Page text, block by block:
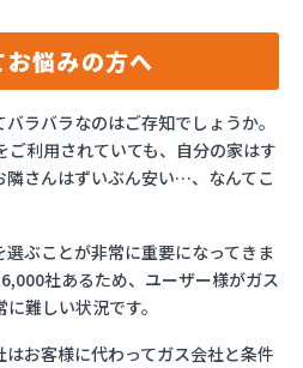
悩みの方へ
ラバラなのはご存知でしょうか。
利用されていても、自分の家はす
隣さんはずいぶん安い…、なんてこ
ぶことが非常に重要になってきま
社あるため、ユーザー様がガス
難しい状況です。
お客様に代わってガス会社と条件